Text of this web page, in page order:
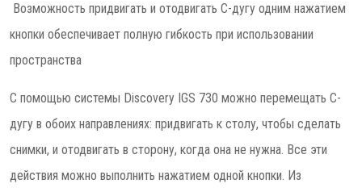
Возможность придвигать и отодвигать C-дугу одним нажатием
кнопки обеспечивает полную гибкость при использовании
пространства
С помощью системы Discovery IGS 730 можно перемещать C-
дугу в обоих направлениях: придвигать к столу, чтобы сделать
снимки, и отодвигать в сторону, когда она не нужна. Все эти
действия можно выполнить нажатием одной кнопки. Из